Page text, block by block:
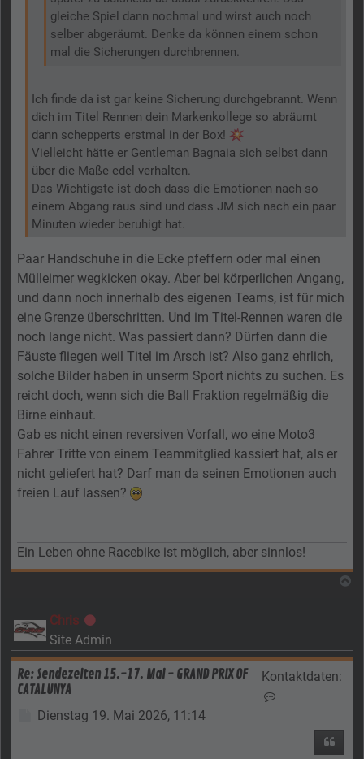
gleiche Spiel dann nochmal und wirst auch noch
selber abgeräumt. Denke da können einem schon
mal die Sicherungen durchbrennen.
Ich finde da ist gar keine Sicherung durchgebrannt. Wenn
dich im Titel Rennen dein Markenkollege so abräumt
dann schepperts erstmal in der Box!
Vielleicht hätte er Gentleman Bagnaia sich selbst dann
über die Maße edel verhalten.
Das Wichtigste ist doch dass die Emotionen nach so
einem Abgang raus sind und dass JM sich nach ein paar
Minuten wieder beruhigt hat.
Paar Handschuhe in die Ecke pfeffern oder mal einen
Mülleimer wegkicken okay. Aber bei körperlichen Angang,
und dann noch innerhalb des eigenen Teams, ist für mich
eine Grenze überschritten. Und im Titel-Rennen waren die
noch lange nicht. Was passiert dann? Dürfen dann die
Fäuste fliegen weil Titel im Arsch ist? Also ganz ehrlich,
solche Bilder haben in unserm Sport nichts zu suchen. Es
reicht doch, wenn sich die Ball Fraktion regelmäßig die
Birne einhaut.
Gab es nicht einen reversiven Vorfall, wo eine Moto3
Fahrer Tritte von einem Teammitglied kassiert hat, als er
nicht geliefert hat? Darf man da seinen Emotionen auch
freien Lauf lassen?
Ein Leben ohne Racebike ist möglich, aber sinnlos!
Chris Offline
Site Admin
Re: Sendezeiten 15.-17. Mai - GRAND PRIX OF
CATALUNYA
Kontaktdaten:
Beitrag
Dienstag 19. Mai 2026, 11:14